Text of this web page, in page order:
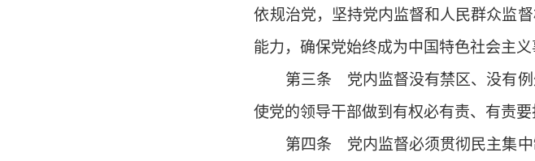
依规治党，坚持党内监督和人民群众监
能力，确保党始终成为中国特色社会主义
第三条 党内监督没有禁区、没有例外
使党的领导干部做到有权必有责、有责
第四条 党内监督必须贯彻民主集中制